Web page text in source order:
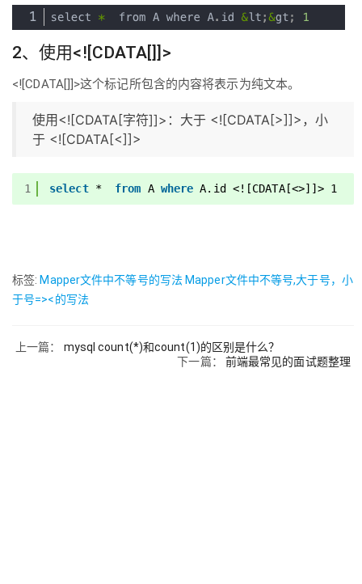
2、使用<![CDATA[]]>
<![CDATA[]]>这个标记所包含的内容将表示为纯文本。
使用<![CDATA[字符]]>：大于 <![CDATA[>]]>，小
于 <![CDATA[<]]>
1 select * from A where A.id <![CDATA[<>]]> 1
标签:Mapper文件中不等号的写法Mapper文件中不等号,大于号，小
于号=><的写法
上一篇： mysql count(*)和count(1)的区别是什么？
下一篇： 前端最常见的面试题整理